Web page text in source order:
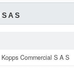
A S
Kopps Commercial S A S